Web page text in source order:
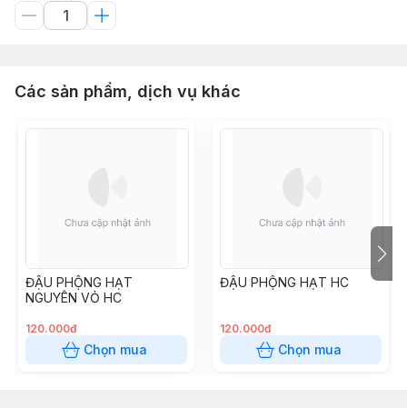
Các sản phẩm, dịch vụ khác
ĐẬU PHỘNG HẠT
NGUYÊN VỎ HC
120.000đ
Chọn mua
ĐẬU PHỘNG HẠT HC
120.000đ
Chọn mua